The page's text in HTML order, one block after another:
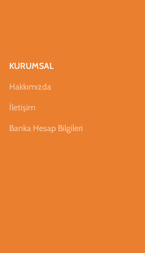
KURUMSAL
Hakkımızda
İletişim
Banka Hesap Bilgileri